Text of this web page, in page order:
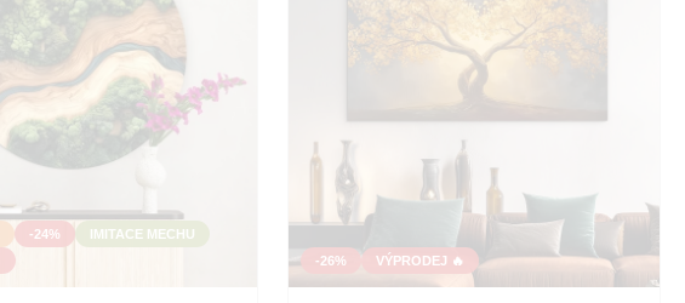
-24%
IMITACE MECHU
-26% VÝPRODEJ 🔥